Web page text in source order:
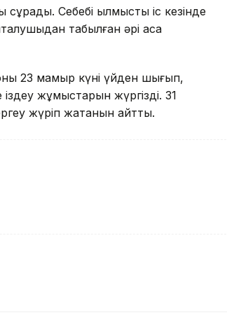
Себебі қылмыстық іс кезінде
табылған әрі аса
23 мамыр күні үйден шығып,
жұмыстарын жүргізді. 31
жүріп жатқанын айтты.